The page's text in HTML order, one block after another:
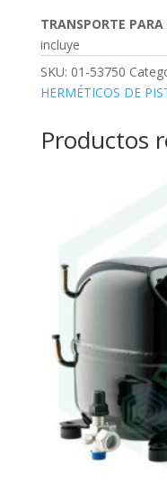
TRANSPORTE
incluye
SKU: 01-53750
HERMÉTICOS DE
Productos